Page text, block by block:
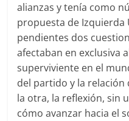
alianzas y tenía como
propuesta de Izquierda
pendientes dos
afectaban en exclusiva
superviviente en el
del partido y la relación
la otra, la reflexión, sin
cómo avanzar hacia el